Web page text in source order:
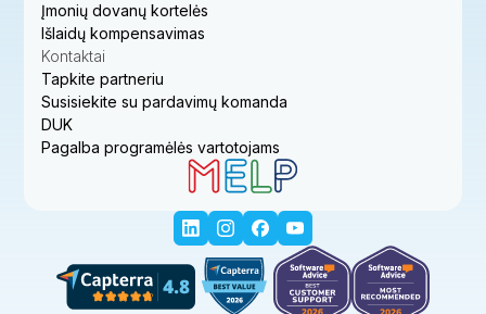
Įmonių dovanų kortelės
Išlaidų kompensavimas
Kontaktai
Tapkite partneriu
Susisiekite su pardavimų komanda
DUK
Pagalba programėlės vartotojams